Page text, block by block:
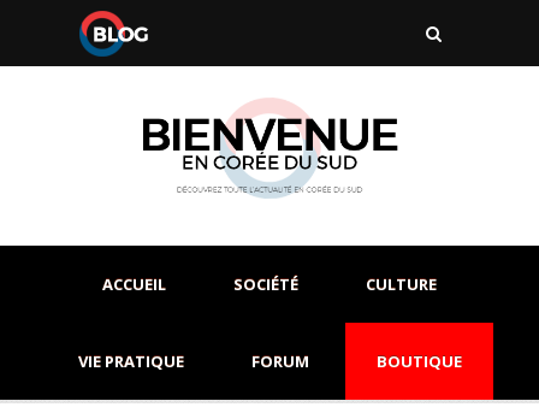
ACCUEIL SOCIÉTÉ CULTURE
VIE PRATIQUE FORUM BOUTIQUE